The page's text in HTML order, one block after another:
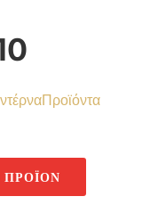
Προϊόντα
ΠΡΟΪΌΝ